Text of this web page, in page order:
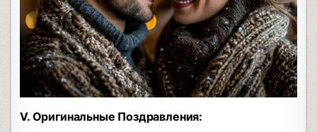
V. Оригинальные Поздравления: